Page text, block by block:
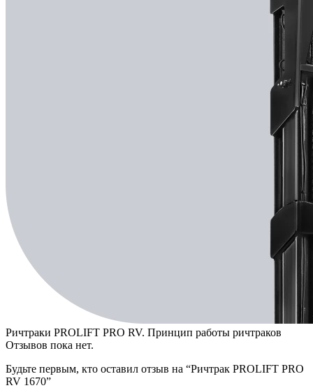
Ричтраки PROLIFT PRO RV. Принцип работы ричтраков
Отзывов пока нет.
Будьте первым, кто оставил отзыв на “Ричтрак PROLIFT PRO
RV 1670”